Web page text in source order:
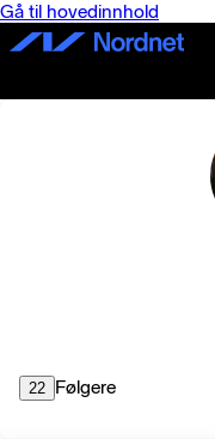
Gå til hovedinnhold
22 Følgere